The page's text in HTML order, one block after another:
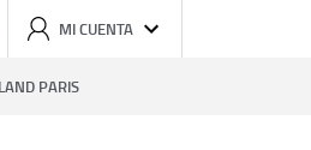
MI CUENTA
PARIS